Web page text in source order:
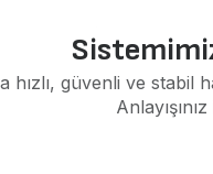
hızlı, güvenli ve stabil